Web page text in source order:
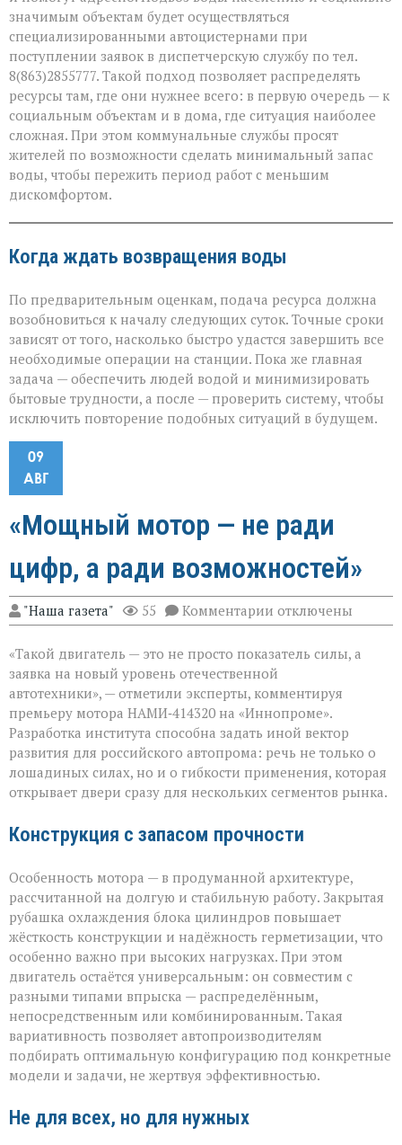
значимым объектам будет осуществляться
специализированными автоцистернами при
поступлении заявок в диспетчерскую службу по тел.
8(863)2855777. Такой подход позволяет распределять
ресурсы там, где они нужнее всего: в первую очередь — к
социальным объектам и в дома, где ситуация наиболее
сложная. При этом коммунальные службы просят
жителей по возможности сделать минимальный запас
воды, чтобы пережить период работ с меньшим
дискомфортом.
Когда ждать возвращения воды
По предварительным оценкам, подача ресурса должна
возобновиться к началу следующих суток. Точные сроки
зависят от того, насколько быстро удастся завершить все
необходимые операции на станции. Пока же главная
задача — обеспечить людей водой и минимизировать
бытовые трудности, а после — проверить систему, чтобы
исключить повторение подобных ситуаций в будущем.
09
АВГ
«Мощный мотор — не ради
цифр, а ради возможностей»
"Наша газета" 55 Комментарии к
записи
мотор — не
ради
а
ради
возможностей»
отключены
«Такой двигатель — это не просто показатель силы, а
заявка на новый уровень отечественной
автотехники», — отметили эксперты, комментируя
премьеру мотора НАМИ‑414320 на «Иннопроме».
Разработка института способна задать иной вектор
развития для российского автопрома: речь не только о
лошадиных силах, но и о гибкости применения, которая
открывает двери сразу для нескольких сегментов рынка.
Конструкция с запасом прочности
Особенность мотора — в продуманной архитектуре,
рассчитанной на долгую и стабильную работу. Закрытая
рубашка охлаждения блока цилиндров повышает
жёсткость конструкции и надёжность герметизации, что
особенно важно при высоких нагрузках. При этом
двигатель остаётся универсальным: он совместим с
разными типами впрыска — распределённым,
непосредственным или комбинированным. Такая
вариативность позволяет автопроизводителям
подбирать оптимальную конфигурацию под конкретные
модели и задачи, не жертвуя эффективностью.
Не для всех, но для нужных